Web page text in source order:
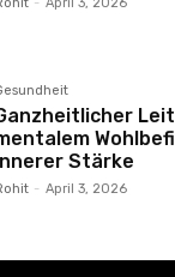
Stärke
- April 3, 2026